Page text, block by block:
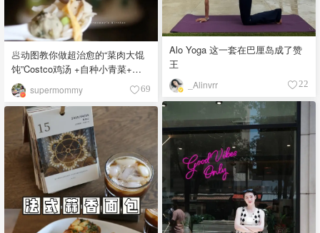
🥟动图教你做超治愈的“菜肉大馄
饨”Costco鸡汤 +自种小青菜+自
制的猪油supermommy 69
Alo Yoga 这一套在巴厘岛成了赞
王
_Alinvrr 22